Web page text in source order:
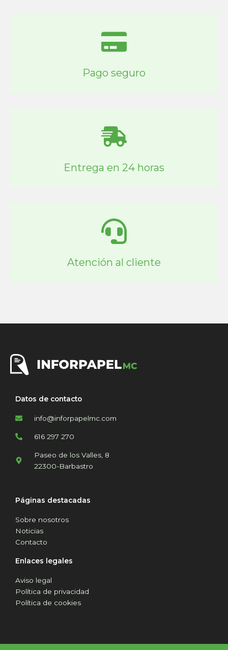
Pago seguro
Entrega en 24 horas
Atención al cliente
Datos de contacto
info@inforpapelmc.com
616 297 270
Paseo de los Valles, 8
22300-Barbastro
Páginas destacadas
Sobre nosotros
Noticias
Contacto
Enlaces legales
Aviso legal
Política de privacidad
Política de cookies